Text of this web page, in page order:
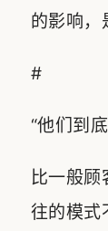
的影响，
#
“他们到
比一般
往的模式